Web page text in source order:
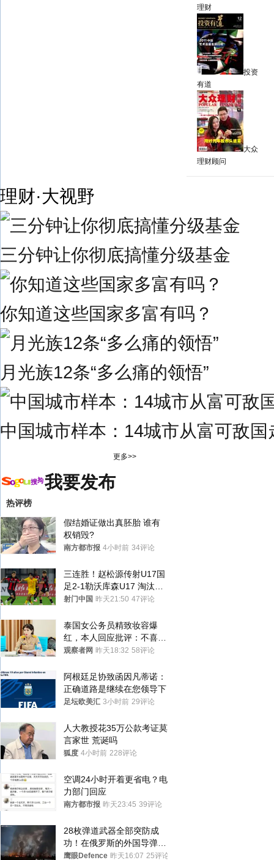
理财
投资
有道
大众
理财顾问
理财·大视野
三分钟让你彻底搞懂分级基金
你知道这些国家多富有吗？
月光族12条“多么痛的领悟”
中国城市样本：14城市从富可敌国
更多>>
我要发布
热评榜
假结婚证做出真胚胎 谁有
权销毁?
南方都市报 4小时前 34评论
三连胜！赵松源传射U17国
足2-1勒沃库森U17 淘汰赛
将战河床
射门中国 昨天21:50 47评论
泰国女公务员精致妆容爆
红，本人回应批评：不喜欢
就别看
观察者网 昨天18:32 58评论
阿根廷足协致函因凡蒂诺：
正确道路是继续在您领导下
足坛欧美汇 3小时前 29评论
人大教授花35万公款考证莫
言家世 荒诞吗
狐度 4小时前 228评论
空调24小时开着更省电？电
力部门回应
南方都市报 昨天23:45 39评论
28枚弹道武器全部突防成
功！在俄罗斯的外国导弹发
射车都是合法打击目标
鹰眼Defence 昨天16:07 25评论